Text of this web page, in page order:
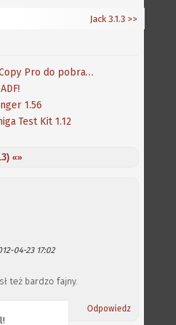
Jack 3.1.3 >>
X-Copy Pro do pobrania także z Amiga Future
1.56
Test Kit 1.12
) «»
04-23 17:02
też bardzo fajny.
Odpowiedz